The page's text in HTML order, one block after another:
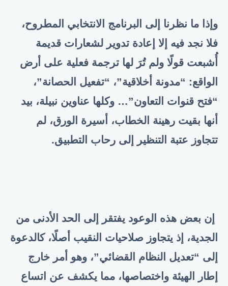
وإذا ما نظرنا إلى البرنامج الانتخابي المطروح،
فلا نجد فيه إلا إعادة تدوير لشعارات قديمة
أُشبعت قولًا ولم تُرَ لها ترجمة فعلية على أرض
الواقع: “مدونة أخلاقية”، “تفعيل الحصانة”،
“فتح قنوات التعاون”… وكلها عناوين نبيلة، بيد
أنها بقيت رهينة الخطاب، أسيرة الورق، لم
تتجاوز عتبة التنظير إلى رحاب التطبيق.
إن بعض هذه الوعود يفتقر إلى الحد الأدنى من
الجدية، إذ يتجاوز صلاحيات النقيب أصلًا، كالدعوة
إلى “تعديل النظام القضائي”، وهو أمر خارج
إطار الهيئة واختصاصها، مما يكشف عن اتساع